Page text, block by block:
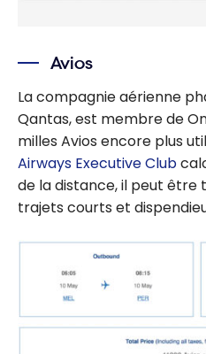
Avios
La compagnie aérienne
Qantas, est membre de
milles Avios encore plus
Airways Executive Club
de la distance, il peut être
trajets courts et